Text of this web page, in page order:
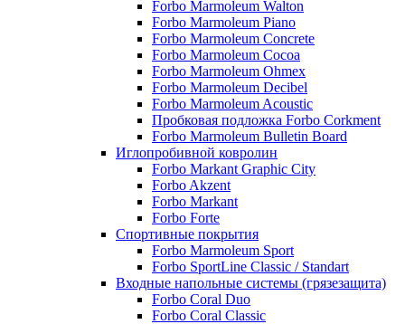
Forbo Marmoleum Walton
Forbo Marmoleum Piano
Forbo Marmoleum Concrete
Forbo Marmoleum Cocoa
Forbo Marmoleum Ohmex
Forbo Marmoleum Decibel
Forbo Marmoleum Acoustic
Пробковая подложка Forbo Corkment
Forbo Marmoleum Bulletin Board
Иглопробивной ковролин
Forbo Markant Graphic City
Forbo Akzent
Forbo Markant
Forbo Forte
Спортивные покрытия
Forbo Marmoleum Sport
Forbo SportLine Classic / Standart
Входные напольные системы (грязезащита)
Forbo Coral Duo
Forbo Coral Classic